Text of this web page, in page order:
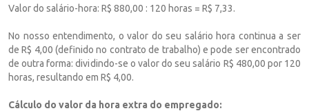
Valor do salário-hora: R$ 880,00 : 120 horas = R$ 7,33.
No nosso entendimento, o valor do seu salário hora continua a ser
de R$ 4,00 (definido no contrato de trabalho) e pode ser encontrado
de outra forma: dividindo-se o valor do seu salário R$ 480,00 por 120
horas, resultando em R$ 4,00.
Cálculo do valor da hora extra do empregado: